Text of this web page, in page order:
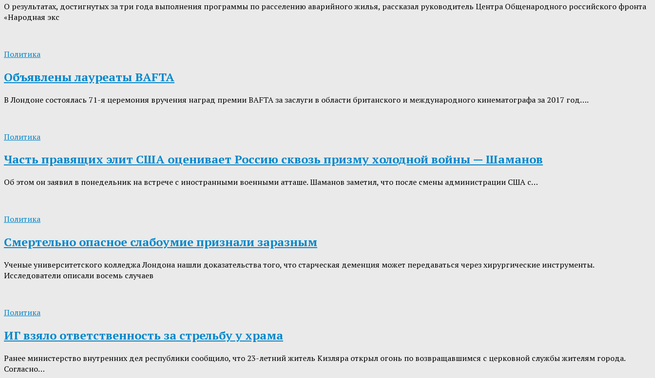
О результатах, достигнутых за три года выполнения программы по расселению аварийного жилья, рассказал руководитель Центра Общенародного российского фронта
«Народная экс
Политика
Объявлены лауреаты BAFTA
В Лондоне состоялась 71-я церемония вручения наград премии BAFTA за заслуги в области британского и международного кинематографа за 2017 год….
Политика
Часть правящих элит США оценивает Россию сквозь призму холодной войны — Шаманов
Об этом он заявил в понедельник на встрече с иностранными военными атташе. Шаманов заметил, что после смены администрации США с…
Политика
Смертельно опасное слабоумие признали заразным
Ученые университетского колледжа Лондона нашли доказательства того, что старческая деменция может передаваться через хирургические инструменты.
Исследователи описали восемь случаев
Политика
ИГ взяло ответственность за стрельбу у храма
Ранее министерство внутренних дел республики сообщило, что 23-летний житель Кизляра открыл огонь по возвращавшимся с церковной службы жителям города.
Согласно…